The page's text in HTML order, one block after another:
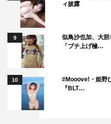
ィ披露
9
似鳥沙也加、大
「ブチ上げ極…
10
#Mooove!・姫野
『BLT…